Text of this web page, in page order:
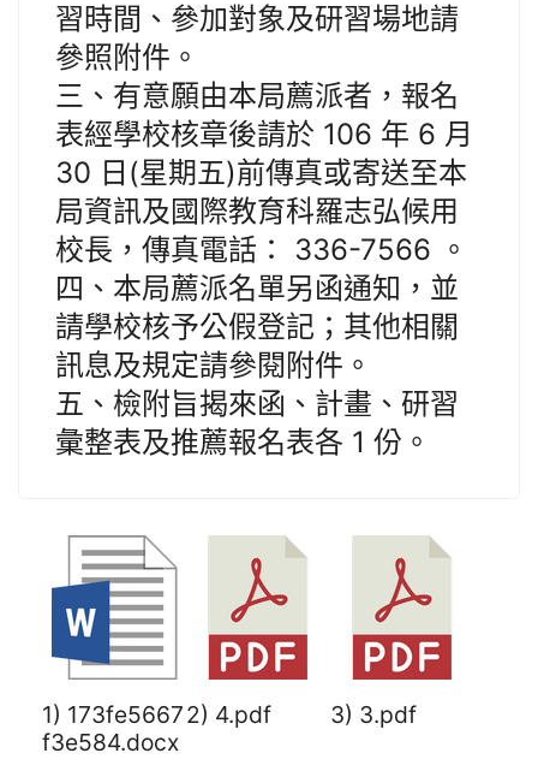
習時間、參加對象及研習場地請
參照附件。
三、有意願由本局薦派者，報名
表經學校核章後請於 106 年 6 月
30 日(星期五)前傳真或寄送至本
局資訊及國際教育科羅志弘候用
校長，傳真電話： 336-7566 。
四、本局薦派名單另函通知，並
請學校核予公假登記；其他相關
訊息及規定請參閱附件。
五、檢附旨揭來函、計畫、研習
彙整表及推薦報名表各 1 份。
1) 173fe5667
f3e584.docx
2) 4.pdf 3) 3.pdf